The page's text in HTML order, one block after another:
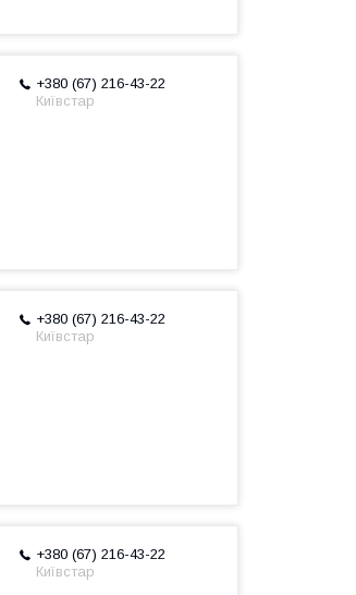
+380 (67) 216-43-22
Київстар
+380 (67) 216-43-22
Київстар
+380 (67) 216-43-22
Київстар